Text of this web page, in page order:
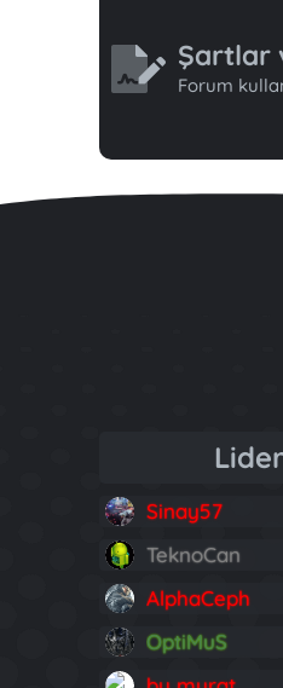
Şartlar
Forum
Sinay57
TeknoCan
AlphaCeph
OptiMuS